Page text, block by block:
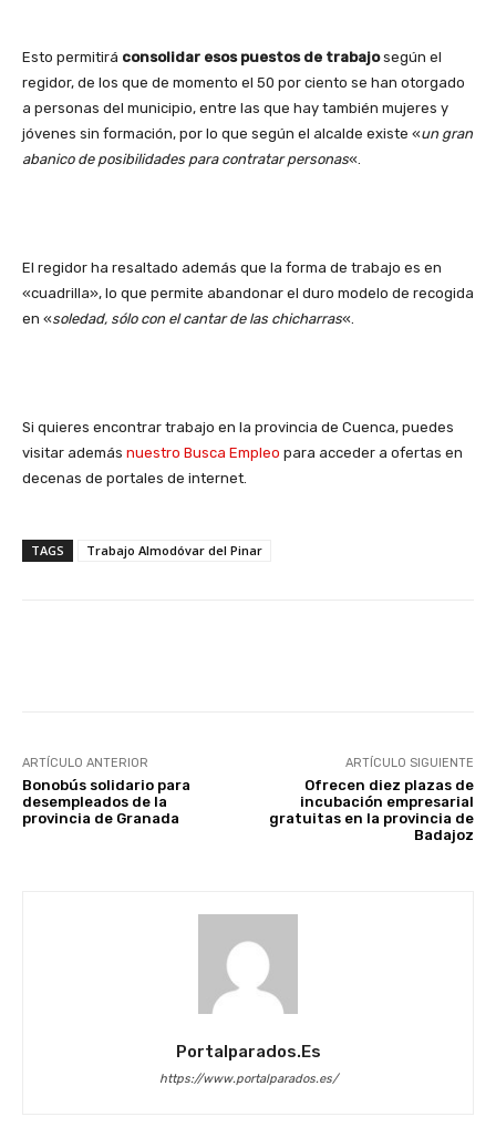
Esto permitirá consolidar esos puestos de trabajosegún el
regidor, de los que de momento el 50 por ciento se han otorgado
a personas del municipio, entre las que hay también mujeres y
jóvenes sin formación, por lo que según el alcalde existe «un gran
abanico de posibilidades para contratar personas«.
El regidor ha resaltado además que la forma de trabajo es en
«cuadrilla», lo que permite abandonar el duro modelo de recogida
en «soledad, sólo con el cantar de las chicharras«.
Si quieres encontrar trabajo en la provincia de Cuenca, puedes
visitar además nuestro Busca Empleo para acceder a ofertas en
decenas de portales de internet.
TAGS Trabajo Almodóvar del Pinar
ARTÍCULO ANTERIOR
Bonobús solidario para
desempleados de la
provincia de Granada
ARTÍCULO SIGUIENTE
Ofrecen diez plazas de
incubación empresarial
gratuitas en la provincia de
Badajoz
Portalparados.es
https://www.portalparados.es/